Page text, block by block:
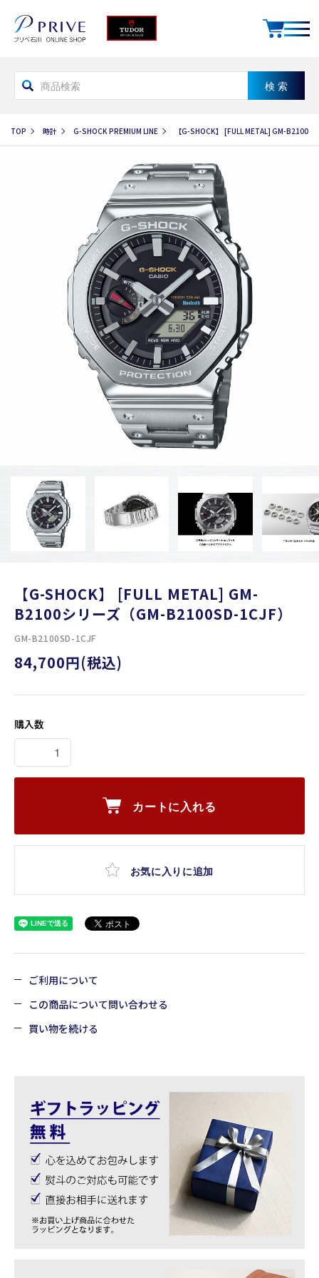
TOP 時計 G-SHOCK PREMIUM LINE 【G-SHOCK】 [FULL METAL] GM-B2100
【G-SHOCK】 [FULL METAL] GM-
B2100シリーズ（GM-B2100SD-1CJF）
GM-B2100SD-1CJF
84,700円(税込)
購入数
カートに入れる
お気に入りに追加
ご利用について
この商品について問い合わせる
買い物を続ける